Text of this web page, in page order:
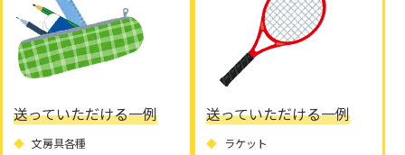
送っていただける一例
文房具各種
送っていただける一例
ラケット